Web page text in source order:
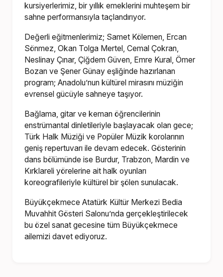
kursiyerlerimiz, bir yıllık emeklerini muhteşem bir
sahne performansıyla taçlandırıyor.
Değerli eğitmenlerimiz; Samet Kölemen, Ercan
Sönmez, Okan Tolga Mertel, Cemal Çokran,
Neslinay Çınar, Çiğdem Güven, Emre Kural, Ömer
Bozan ve Şener Günay eşliğinde hazırlanan
program; Anadolu’nun kültürel mirasını müziğin
evrensel gücüyle sahneye taşıyor.
Bağlama, gitar ve keman öğrencilerinin
enstrümantal dinletileriyle başlayacak olan gece;
Türk Halk Müziği ve Popüler Müzik korolarının
geniş repertuvarı ile devam edecek. Gösterinin
dans bölümünde ise Burdur, Trabzon, Mardin ve
Kırklareli yörelerine ait halk oyunları
koreografileriyle kültürel bir şölen sunulacak.
Büyükçekmece Atatürk Kültür Merkezi Bedia
Muvahhit Gösteri Salonu’nda gerçekleştirilecek
bu özel sanat gecesine tüm Büyükçekmece
ailemizi davet ediyoruz.